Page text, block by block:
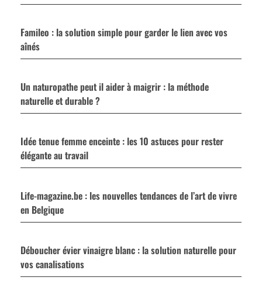
Famileo : la solution simple pour garder le lien avec vos
aînés
Un naturopathe peut il aider à maigrir : la méthode
naturelle et durable ?
Idée tenue femme enceinte : les 10 astuces pour rester
élégante au travail
Life-magazine.be : les nouvelles tendances de l’art de vivre
en Belgique
Déboucher évier vinaigre blanc : la solution naturelle pour
vos canalisations